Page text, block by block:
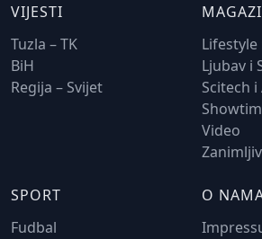
VIJESTI
Tuzla – TK
BiH
Regija – Svijet
Ljubav i
Scitech
Video
SPORT
Fudbal
O